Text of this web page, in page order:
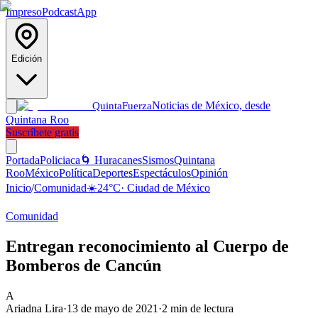
ImpresoPodcastApp
Edición
QuintaFuerzaNoticias de México, desde
Quintana Roo
Suscríbete gratis
PortadaPoliciaca 🌀 HuracanesSismosQuintana
RooMéxicoPolíticaDeportesEspectáculosOpinión
Inicio/Comunidad☀️24°C· Ciudad de México
Comunidad
Entregan reconocimiento al Cuerpo de
Bomberos de Cancún
A
Ariadna Lira·13 de mayo de 2021 ·2 min de lectura